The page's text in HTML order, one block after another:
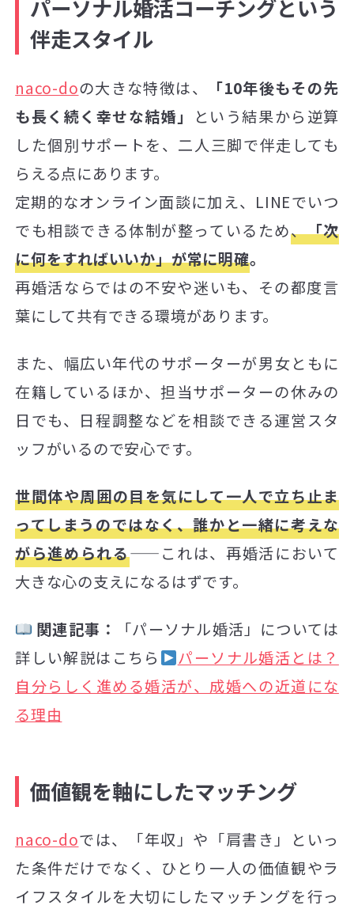
パーソナル婚活コーチングという
伴走スタイル
naco-doの大きな特徴は、
「10年後もその先
も長く続く幸せな結婚」
という結果から逆算
した個別サポートを、二人三脚で伴走しても
らえる点にあります。
定期的なオンライン面談に加え、LINEでいつ
でも相談できる体制が整っているため、「次
に何をすればいいか」が常に明確。
再婚活ならではの不安や迷いも、その都度言
葉にして共有できる環境があります。
また、幅広い年代のサポーターが男女ともに
在籍しているほか、担当サポーターの休みの
日でも、日程調整などを相談できる運営スタ
ッフがいるので安心です。
世間体や周囲の目を気にして一人で立ち止ま
ってしまうのではなく、誰かと一緒に考えな
がら進められる——これは、再婚活において
大きな心の支えになるはずです。
関連記事：
「パーソナル婚活」については
詳しい解説はこちら
パーソナル婚活とは？
自分らしく進める婚活が、成婚への近道にな
る理由
価値観を軸にしたマッチング
naco-doでは、「年収」や「肩書き」といっ
た条件だけでなく、ひとり一人の価値観やラ
イフスタイルを大切にしたマッチングを行っ